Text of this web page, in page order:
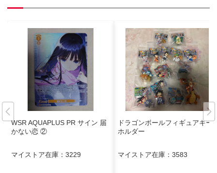
WSR AQUAPLUS PR サイン 届
かない恋 ②
マイストア在庫： 3229
ドラゴンボールフィギュアキー
ホルダー
マイストア在庫： 3583